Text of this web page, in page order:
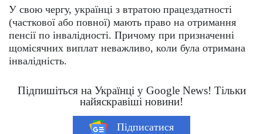
У свою чергу, українці з втратою працездатності
(часткової або повної) мають право на отримання
пенсії по інвалідності. Причому при призначенні
щомісячних виплат неважливо, коли була отримана
інвалідність.
Підпишіться на Українці у Google News! Тільки
найяскравіші новини!
Підписатися